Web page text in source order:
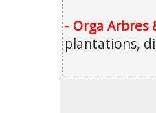
- Orga Arbres
plantations,